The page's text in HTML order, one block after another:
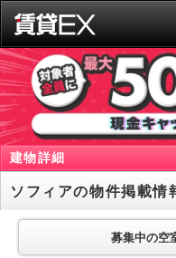
建物詳細
ソフィアの物件掲載情
募集中の空